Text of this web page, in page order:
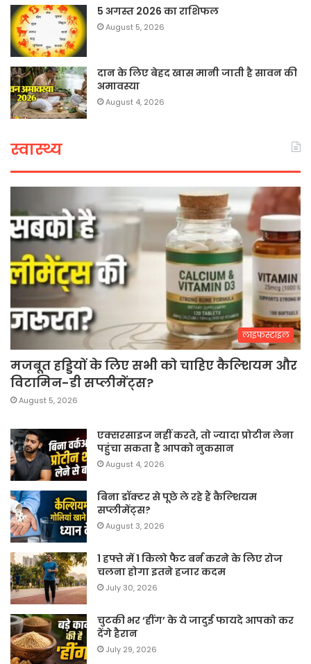
5 अगस्त 2026 का राशिफल
August 5, 2026
दान के लिए बेहद खास मानी जाती है सावन की
अमावस्या
August 4, 2026
स्वास्थ्य
लाइफस्टाइल
मजबूत हड्डियों के लिए सभी को चाहिए कैल्शियम और
विटामिन-डी सप्लीमेंट्स?
August 5, 2026
एक्सरसाइज नहीं करते, तो ज्यादा प्रोटीन लेना
पहुंचा सकता है आपको नुकसान
August 4, 2026
बिना डॉक्टर से पूछे ले रहे हैं कैल्शियम
सप्लीमेंट्स?
August 3, 2026
1 हफ्ते में 1 किलो फैट बर्न करने के लिए रोज
चलना होगा इतने हजार कदम
July 30, 2026
चुटकी भर ‘हींग’ के ये जादुई फायदे आपको कर
देंगे हैरान
July 29, 2026